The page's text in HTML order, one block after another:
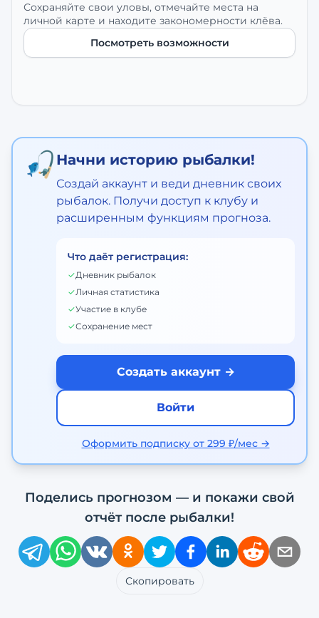
Сохраняйте свои уловы, отмечайте места на
личной карте и находите закономерности клёва.
Посмотреть возможности
🎣 Начни историю рыбалки!
Создай аккаунт и веди дневник своих
рыбалок. Получи доступ к клубу и
расширенным функциям прогноза.
Что даёт регистрация:
✓Дневник рыбалок
✓Личная статистика
✓Участие в клубе
✓Сохранение мест
Создать аккаунт →
Войти
Оформить подписку от 299 ₽/мес →
Поделись прогнозом — и покажи свой
отчёт после рыбалки!
Скопировать